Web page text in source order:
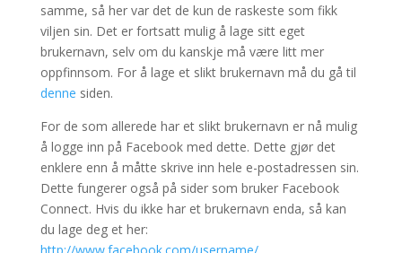
samme, så her var det de kun de raskeste som fikk
viljen sin. Det er fortsatt mulig å lage sitt eget
brukernavn, selv om du kanskje må være litt mer
oppfinnsom. For å lage et slikt brukernavn må du gå til
denne siden.
For de som allerede har et slikt brukernavn er nå mulig
å logge inn på Facebook med dette. Dette gjør det
enklere enn å måtte skrive inn hele e-postadressen sin.
Dette fungerer også på sider som bruker Facebook
Connect. Hvis du ikke har et brukernavn enda, så kan
du lage deg et her: